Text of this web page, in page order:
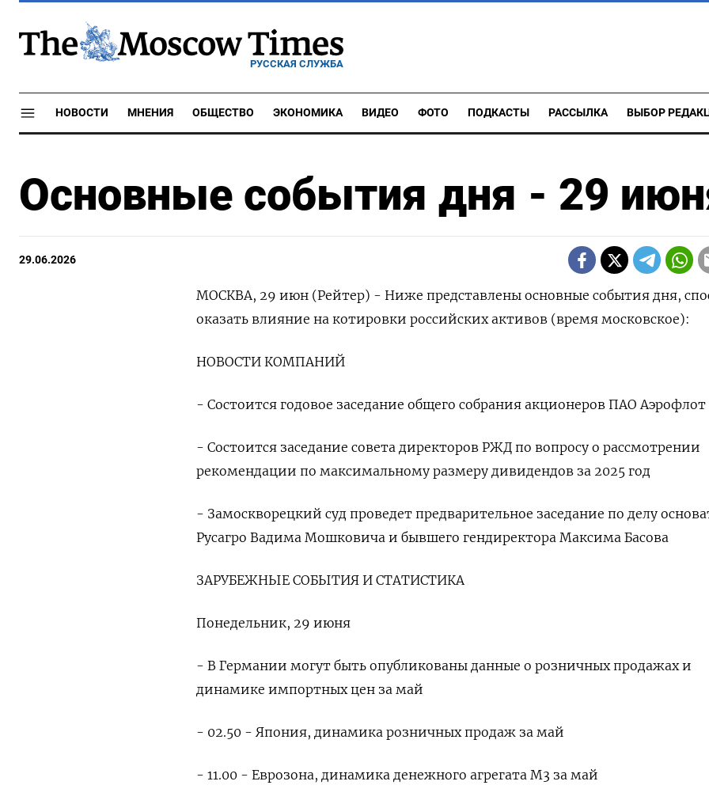
РУССКАЯ СЛУЖБА
НОВОСТИ МНЕНИЯ ОБЩЕСТВО ЭКОНОМИКА ВИДЕО ФОТО ПОДКАСТЫ РАССЫЛКА ВЫБОР
Основные события дня - 29
29.06.2026
МОСКВА, 29 июн (Рейтер) - Ниже представлены основные события дня,
оказать влияние на котировки ‌российских активов (время московское):
НОВОСТИ КОМПАНИЙ
- Состоится годовое заседание общего собрания акционеров ПАО Аэрофлот
- Состоится ​заседание совета ​директоров ​РЖД по вопросу ⁠о рассмотрении
рекомендации по ‌максимальному размеру дивидендов ‌за 2025 год
- Замоскворецкий суд проведет предварительное заседание ​по делу
Русагро Вадима ‌Мошковича и бывшего гендиректора Максима Басова
ЗАРУБЕЖНЫЕ ​СОБЫТИЯ И СТАТИСТИКА
Понедельник, 29 июня
- ‌В Германии могут быть опубликованы данные о розничных продажах и
динамике ​импортных цен ​за ‌май
- 02.50 - Япония, динамика розничных ​продаж за май
- 11.00 - Еврозона, динамика денежного агрегата М3 за май